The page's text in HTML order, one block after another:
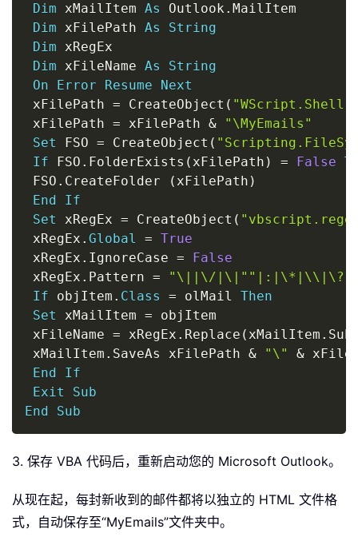
Dim xMailItem As Outlook . MailItem
Dim xFilePath As
String
Dim xRegEx
Dim xFileName As
String
On
Error Resume
Next
xFilePath = CreateObject ( "WScript.Shell"
xFilePath = xFilePath &
"\MyEmails"
Set
FSO = CreateObject (
If FSO . FolderExists ( xFilePath ) = False
FSO . CreateFolder ( xFilePath )
End
If
Set
xRegEx = CreateObject (
xRegEx . Global = True
xRegEx . IgnoreCase =
False
xRegEx . Pattern =
"\||\/|\|""|:|\*|\\|\?"
If objItem . Class = olMail Then
Set
xMailItem = objItem
xFileName = xRegEx . Replace ( xMailItem .
xMailItem . SaveAs xFilePath & "\" &
End
If
Exit
Sub
End
Sub
3. 保存 VBA 代码后，重新启动您的 Microsoft Outlook。
从现在起，每封新收到的邮件都将以独立的 HTML 文件格
式，自动保存至“MyEmails”文件夹中。